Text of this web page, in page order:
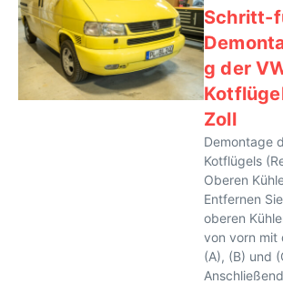
Schritt-
g der
Zoll
Demontage
Kotflügels
Oberen
Entfernen
oberen
von vorn mit
(A), (B) und